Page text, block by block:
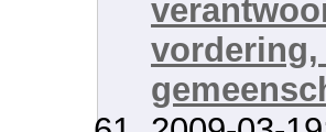
vordering,